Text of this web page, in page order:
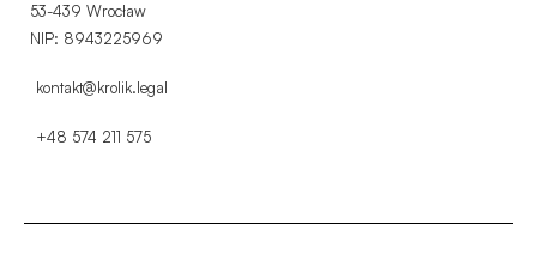
53-439 Wrocław
NIP: 8943225969
kontakt@krolik.legal
+48 574 211 575